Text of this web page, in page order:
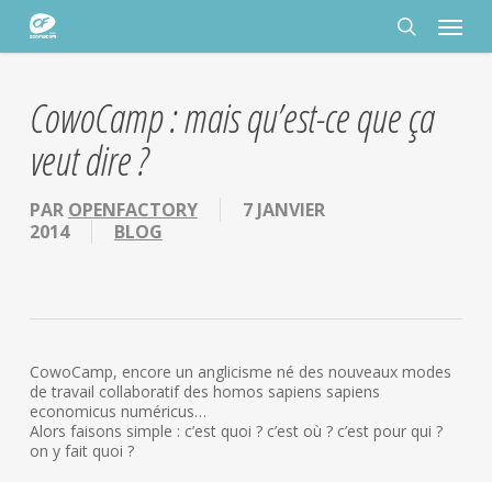
Panneau de gestion des cookies
Passer
contenu
rechercher
Menu
CowoCamp : mais qu’est-ce que ça
veut dire ?
PAR OPENFACTORY
7 JANVIER
2014
BLOG
CowoCamp, encore un anglicisme né des nouveaux modes
de travail collaboratif des homos sapiens sapiens
economicus numéricus…
Alors faisons simple : c’est quoi ? c’est où ? c’est pour qui ?
on y fait quoi ?